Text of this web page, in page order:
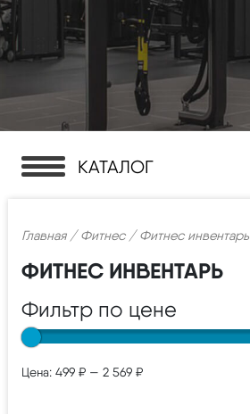
КАТАЛОГ
Главная/Фитнес/ Фитнес инвентарь
ФИТНЕС ИНВЕНТАРЬ
Фильтр по цене
Цена: 499 ₽ — 2 569 ₽